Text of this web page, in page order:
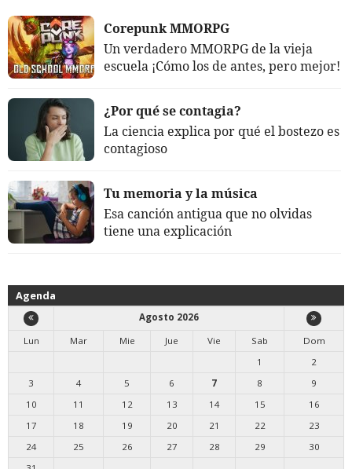
Corepunk MMORPG
Un verdadero MMORPG de la vieja
escuela ¡Cómo los de antes, pero mejor!
¿Por qué se contagia?
La ciencia explica por qué el bostezo es
contagioso
Tu memoria y la música
Esa canción antigua que no olvidas
tiene una explicación
Agenda
Agosto 2026
Lun
Mar Mie Jue Vie Sab
Dom
1
2
3
4 5 6 7 8
9
10
11 12 13 14 15
16
17
18 19 20 21 22
23
24
25 26 27 28 29
30